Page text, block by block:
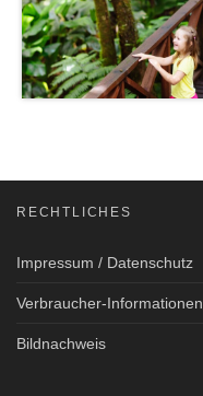
RECHTLICHES
Impressum / Datenschutz
Verbraucher-Informationen
Bildnachweis